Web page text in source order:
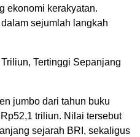
ekonomi kerakyatan.
sejumlah langkah
Tertinggi Sepanjang
jumbo dari tahun buku
triliun. Nilai tersebut
sejarah BRI, sekaligus